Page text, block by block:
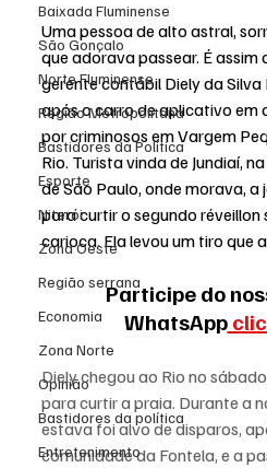
Baixada Fluminense
São Gonçalo
Norte Fluminense
Região Metropolitana
Bastidores da Política
Esporte
Niterói
Zona Oeste
Região serrana
Economia
Zona Norte
Opinião
Bastidores da política
Entretenimento
Uma pessoa de alto astral,
que adorava passear. É
gerente contábil Diely da
após o carro de aplicativo em
por criminosos em Vargem
Rio. Turista vinda de Jundiaí,
de São Paulo, onde morava,
para curtir o segundo
carioca. Ela levou um tiro que
Participe do
WhatsApp
Diely chegou ao Rio no
para curtir a praia. Durante a
estava foi alvo de disparos,
comunidade da Fontela, e a